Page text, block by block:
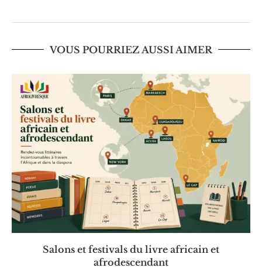
VOUS POURRIEZ AUSSI AIMER
Salons et festivals du livre africain et
afrodescendant